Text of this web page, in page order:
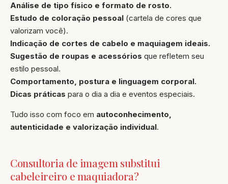
Análise de tipo físico e formato de rosto.
Estudo de coloração pessoal (cartela de cores que
valorizam você).
Indicação de cortes de cabelo e maquiagem ideais.
Sugestão de roupas e acessórios que refletem seu
estilo pessoal.
Comportamento, postura e linguagem corporal.
Dicas práticas para o dia a dia e eventos especiais.
Tudo isso com foco em autoconhecimento,
autenticidade e valorização individual.
Consultoria de imagem substitui
cabeleireiro e maquiadora?